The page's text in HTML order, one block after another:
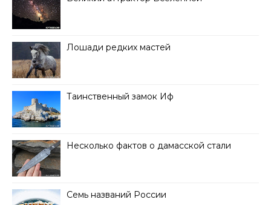
Лошади редких мастей
Таинственный замок Иф
Несколько фактов о дамасской стали
Семь названий России